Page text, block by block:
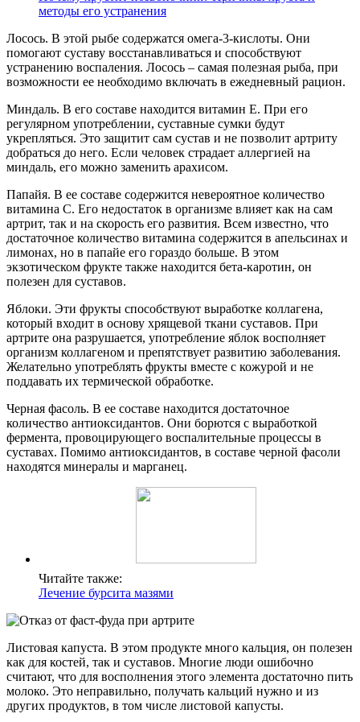
методы его устранения
Лосось. В этой рыбе содержатся омега-3-кислоты. Они
помогают суставу восстанавливаться и способствуют
устранению воспаления. Лосось – самая полезная рыба, при
возможности ее необходимо включать в ежедневный рацион.
Миндаль. В его составе находится витамин Е. При его
регулярном употреблении, суставные сумки будут
укрепляться. Это защитит сам сустав и не позволит артриту
добраться до него. Если человек страдает аллергией на
миндаль, его можно заменить арахисом.
Папайя. В ее составе содержится невероятное количество
витамина С. Его недостаток в организме влияет как на сам
артрит, так и на скорость его развития. Всем известно, что
достаточное количество витамина содержится в апельсинах и
лимонах, но в папайе его гораздо больше. В этом
экзотическом фрукте также находится бета-каротин, он
полезен для суставов.
Яблоки. Эти фрукты способствуют выработке коллагена,
который входит в основу хрящевой ткани суставов. При
артрите она разрушается, употребление яблок восполняет
организм коллагеном и препятствует развитию заболевания.
Желательно употреблять фрукты вместе с кожурой и не
поддавать их термической обработке.
Черная фасоль. В ее составе находится достаточное
количество антиоксидантов. Они борются с выработкой
фермента, провоцирующего воспалительные процессы в
суставах. Помимо антиоксидантов, в составе черной фасоли
находятся минералы и марганец.
Читайте также:
Лечение бурсита мазями
Листовая капуста. В этом продукте много кальция, он полезен
как для костей, так и суставов. Многие люди ошибочно
считают, что для восполнения этого элемента достаточно пить
молоко. Это неправильно, получать кальций нужно и из
других продуктов, в том числе листовой капусты.